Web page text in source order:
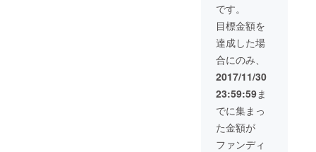
真を
nakaga
wa@kb
unsha.c
o.jp ま
でお願
いしま
す ※イ
タズラ
はやめ
てね
です。
目標金額を
達成した場
合にのみ、
2017/11/30
23:59:59ま
でに集まっ
た金額が
ファンディ